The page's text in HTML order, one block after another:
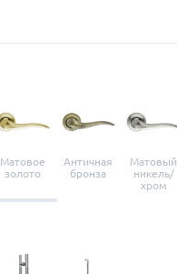
Матовое
золото
Античная
бронза
Матовый
никель/
хром